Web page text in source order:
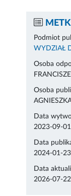
Podmiot
WYDZIAŁ
Osoba
Osoba
Data
2023-09-01
Data
2024-01-23
Data
2026-07-22